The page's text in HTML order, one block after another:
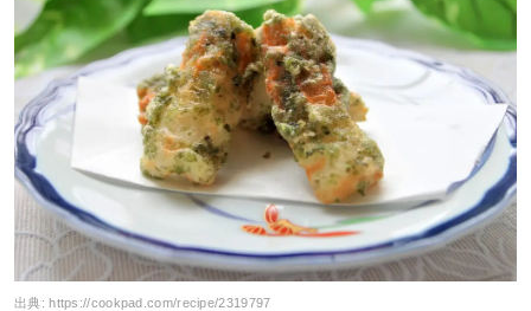
出典:https://cookpad.com/recipe/2319797